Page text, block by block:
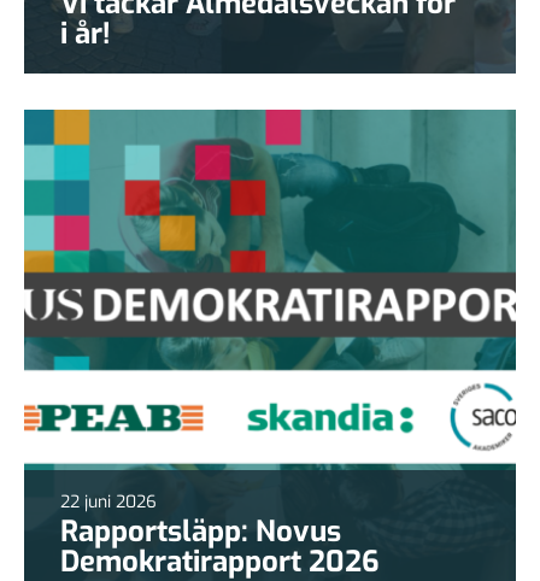
i år!
22 juni 2026
Rapportsläpp: Novus
Demokratirapport 2026